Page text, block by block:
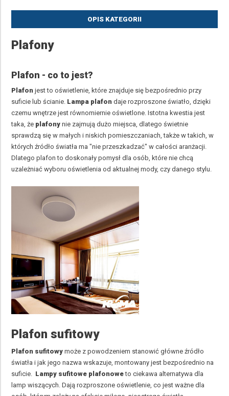
OPIS KATEGORII
Plafony
Plafon - co to jest?
Plafon jest to oświetlenie, które znajduje się bezpośrednio przy
suficie lub ścianie. Lampa plafondaje rozproszone światło, dzięki
czemu wnętrze jest równomiernie oświetlone. Istotna kwestia jest
taka, że plafony nie zajmują dużo miejsca, dlatego świetnie
sprawdzą się w małych i niskich pomieszczaniach, także w takich, w
których źródło światła ma "nie przeszkadzać" w całości aranżacji.
Dlatego plafon to doskonały pomysł dla osób, które nie chcą
uzależniać wyboru oświetlenia od aktualnej mody, czy danego stylu.
Plafon sufitowy
Plafon sufitowy może z powodzeniem stanowić główne źródło
światła i jak jego nazwa wskazuje, montowany jest bezpośrednio na
suficie. Lampy sufitowe plafonoweto ciekawa alternatywa dla
lamp wiszących. Dają rozproszone oświetlenie, co jest ważne dla